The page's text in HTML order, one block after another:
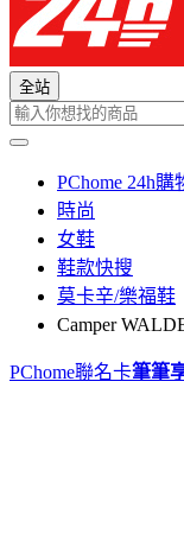
全站
PChome 24h購
時尚
女鞋
鞋款快搜
莫卡辛/樂福鞋
Camper
PChome聯名卡筆筆